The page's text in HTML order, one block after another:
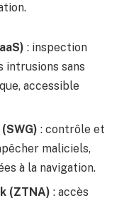
: inspection
intrusions sans
accessible
: contrôle et
maliciels,
à la navigation.
(ZTNA) : accès